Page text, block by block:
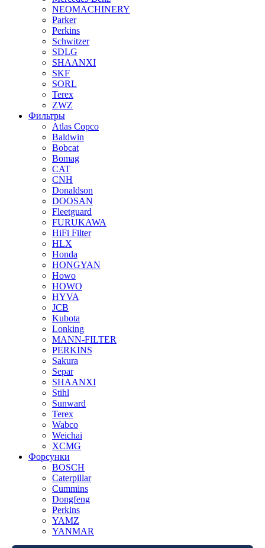
NEOMACHINERY
Parker
Perkins
Schwitzer
SDLG
SHAANXI
SKF
SORL
Terex
ZWZ
Фильтры
Atlas Copco
Baldwin
Bobcat
Bomag
CAT
CNH
Donaldson
DOOSAN
Fleetguard
FURUKAWA
HiFi Filter
HLX
Honda
HONGYAN
Howo
HOWO
HYVA
JCB
Kubota
Lonking
MANN-FILTER
PERKINS
Sakura
Separ
SHAANXI
Stihl
Sunward
Terex
Wabco
Weichai
XCMG
Форсунки
BOSCH
Caterpillar
Cummins
Dongfeng
Perkins
YAMZ
YANMAR